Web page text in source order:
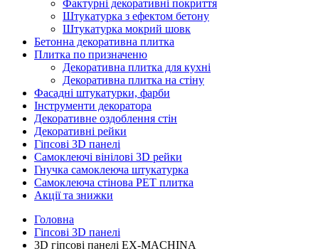
Фактурні декоративні покриття
Штукатурка з ефектом бетону
Штукатурка мокрий шовк
Бетонна декоративна плитка
Плитка по призначеню
Декоративна плитка для кухні
Декоративна плитка на стіну
Фасадні штукатурки, фарби
Інструменти декоратора
Декоративне оздоблення стін
Декоративні рейки
Гіпсові 3D панелі
Самоклеючі вінілові 3D рейки
Гнучка самоклеюча штукатурка
Самоклеюча стінова PET плитка
Акції та знижки
Головна
Гіпсові 3D панелі
3D гіпсові панелі ЕХ-MACHINA